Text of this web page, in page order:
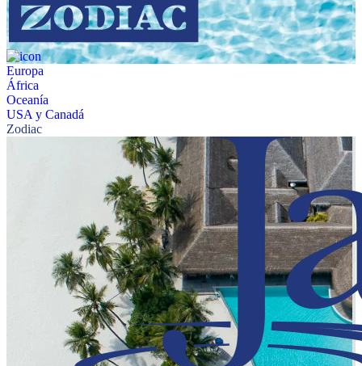
Europa
África
Oceanía
USA y Canadá
Zodiac